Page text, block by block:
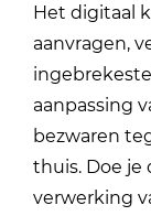
Het digitaal
aanvragen,
aanpassing
bezwaren
thuis. Doe je
verwerking